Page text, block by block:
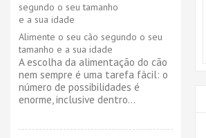
Alimente o seu cão segundo o seu
tamanho e a sua idade
A escolha da alimentação do cão
nem sempre é uma tarefa fácil: o
número de possibilidades é
enorme, inclusive dentro...